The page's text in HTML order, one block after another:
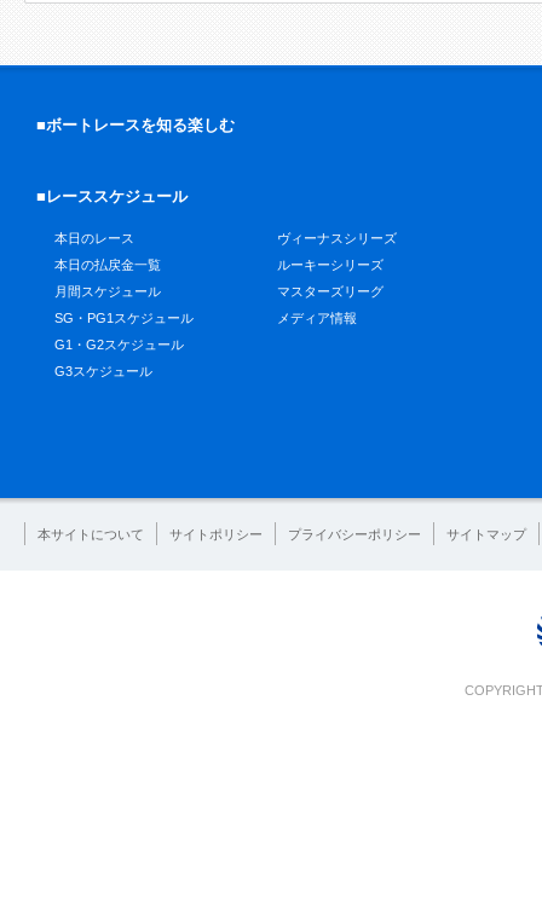
■ボートレースを知る楽しむ
■レーススケジュール
本日のレース
本日の払戻金一覧
月間スケジュール
SG・PG1スケジュール
G1・G2スケジュール
G3スケジュール
ヴィーナスシリーズ
ルーキーシリーズ
マスターズリーグ
メディア情報
本サイトについて サイトポリシー プライバシーポリシー サイトマップ